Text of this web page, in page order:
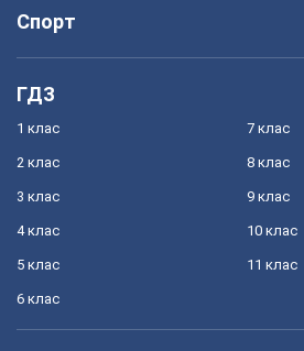
Спорт
ГДЗ
1 клас
2 клас
3 клас
4 клас
5 клас
6 клас
7 клас
8 клас
9 клас
10 клас
11 клас